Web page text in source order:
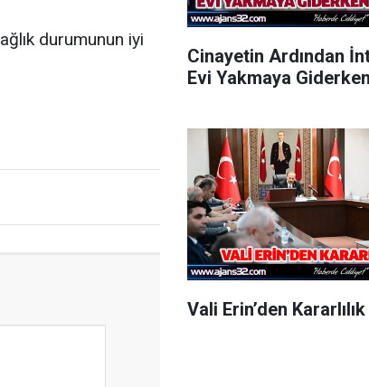
durumunun iyi
Cinayetin Ardından
Evi Yakmaya
Vali Erin’den